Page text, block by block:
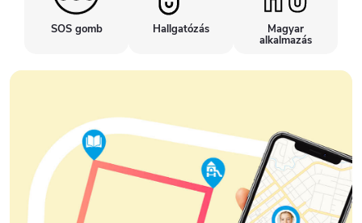
SOS gomb Hallgatózás Magyar
alkalmazás